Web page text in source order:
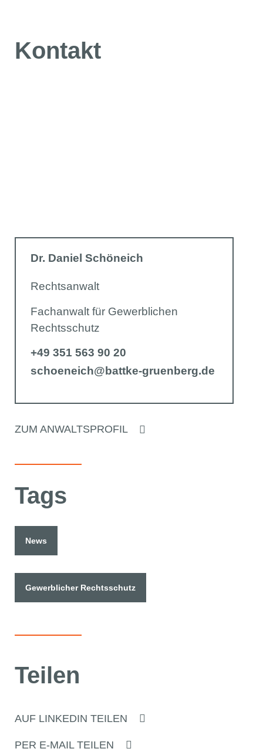
Kontakt
Dr. Daniel Schöneich
Rechtsanwalt
Fachanwalt für Gewerblichen
Rechtsschutz
+49 351 563 90 20
schoeneich@battke-gruenberg.de
ZUM ANWALTSPROFIL
Tags
News
Gewerblicher Rechtsschutz
Teilen
AUF LINKEDIN TEILEN
PER E-MAIL TEILEN